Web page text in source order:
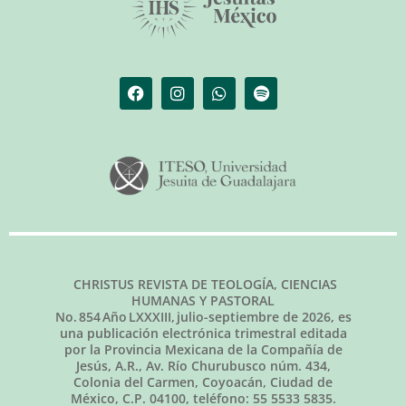
CHRISTUS REVISTA DE TEOLOGÍA, CIENCIAS
HUMANAS Y PASTORAL
No.854Año LXXXIII, julio-septiembre de 2026, es
una publicación electrónica trimestral editada
por la Provincia Mexicana de la Compañía de
Jesús, A.R., Av. Río Churubusco núm. 434,
Colonia del Carmen, Coyoacán, Ciudad de
México, C.P. 04100, teléfono: 55 5533 5835.